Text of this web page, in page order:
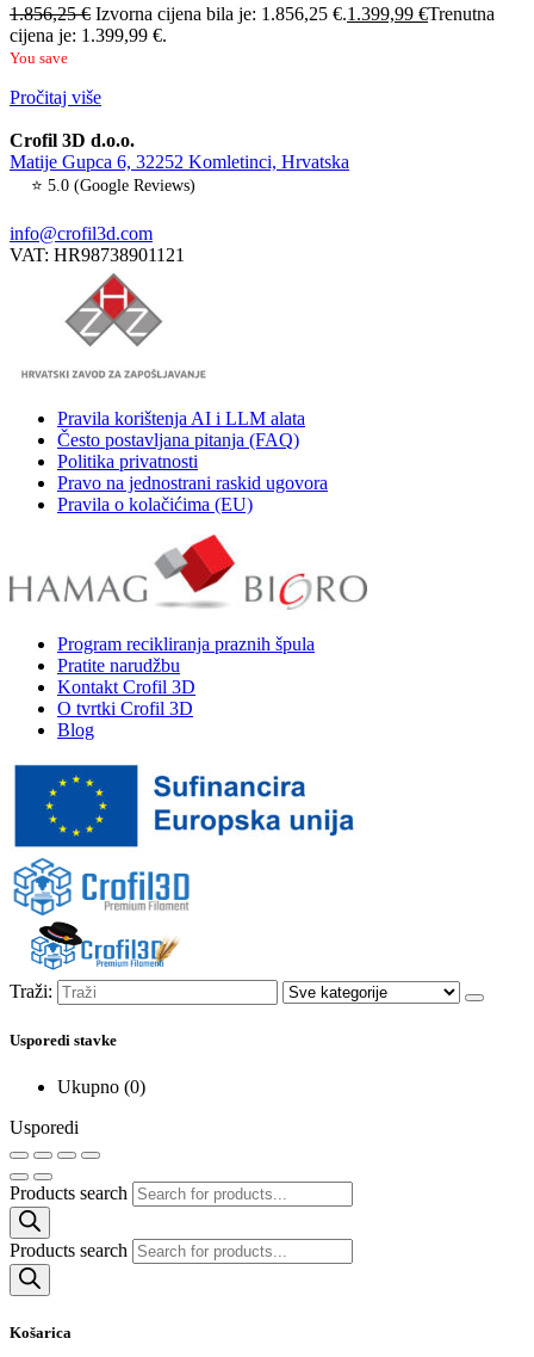
1.856,25€ Izvorna cijena bila je: 1.856,25 €.1.399,99 €Trenutna
cijena je: 1.399,99 €.
You save
Pročitaj više
Crofil 3D d.o.o.
Matije Gupca 6, 32252 Komletinci, Hrvatska
⭐ 5.0 (Google Reviews)
info@crofil3d.com
VAT: HR98738901121
Pravila korištenja AI i LLM alata
Često postavljana pitanja (FAQ)
Politika privatnosti
Pravo na jednostrani raskid ugovora
Pravila o kolačićima (EU)
Program recikliranja praznih špula
Pratite narudžbu
Kontakt Crofil 3D
O tvrtki Crofil 3D
Blog
Traži:
Usporedi stavke
Ukupno (0)
Usporedi
Products search
Products search
Košarica